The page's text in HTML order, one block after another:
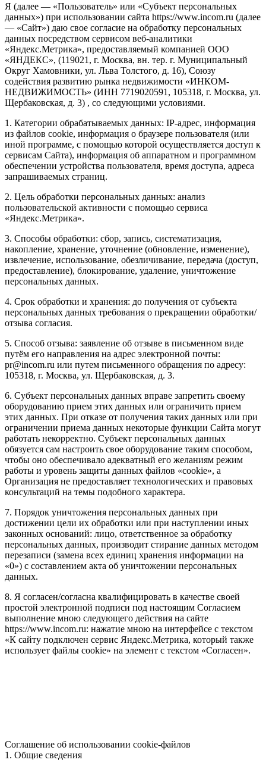
Я (далее — «Пользователь» или «Субъект персональных
данных») при использовании сайта https://www.incom.ru (далее
— «Сайт») даю свое согласие на обработку персональных
данных посредством сервисом веб-аналитики
«Яндекс.Метрика», предоставляемый компанией ООО
«ЯНДЕКС», (119021, г. Москва, вн. тер. г. Муниципальный
Округ Хамовники, ул. Льва Толстого, д. 16), Союзу
содействия развитию рынка недвижимости «ИНКОМ-
НЕДВИЖИМОСТЬ» (ИНН 7719020591, 105318, г. Москва, ул.
Щербаковская, д. 3) , со следующими условиями.
1. Категории обрабатываемых данных: IP-адрес, информация
из файлов cookie, информация о браузере пользователя (или
иной программе, с помощью которой осуществляется доступ к
сервисам Сайта), информация об аппаратном и программном
обеспечении устройства пользователя, время доступа, адреса
запрашиваемых страниц.
2. Цель обработки персональных данных: анализ
пользовательской активности с помощью сервиса
«Яндекс.Метрика».
3. Способы обработки: сбор, запись, систематизация,
накопление, хранение, уточнение (обновление, изменение),
извлечение, использование, обезличивание, передача (доступ,
предоставление), блокирование, удаление, уничтожение
персональных данных.
4. Срок обработки и хранения: до получения от субъекта
персональных данных требования о прекращении обработки/
отзыва согласия.
5. Способ отзыва: заявление об отзыве в письменном виде
путём его направления на адрес электронной почты:
pr@incom.ru или путем письменного обращения по адресу:
105318, г. Москва, ул. Щербаковская, д. 3.
6. Субъект персональных данных вправе запретить своему
оборудованию прием этих данных или ограничить прием
этих данных. При отказе от получения таких данных или при
ограничении приема данных некоторые функции Сайта могут
работать некорректно. Субъект персональных данных
обязуется сам настроить свое оборудование таким способом,
чтобы оно обеспечивало адекватный его желаниям режим
работы и уровень защиты данных файлов «cookie», а
Организация не предоставляет технологических и правовых
консультаций на темы подобного характера.
7. Порядок уничтожения персональных данных при
достижении цели их обработки или при наступлении иных
законных оснований: лицо, ответственное за обработку
персональных данных, производит стирание данных методом
перезаписи (замена всех единиц хранения информации на
«0») с составлением акта об уничтожении персональных
данных.
8. Я согласен/согласна квалифицировать в качестве своей
простой электронной подписи под настоящим Согласием
выполнение мною следующего действия на сайте
https://www.incom.ru: нажатие мною на интерфейсе с текстом
«К сайту подключен сервис Яндекс.Метрика, который также
использует файлы cookie» на элемент с текстом «Согласен».
Соглашение об использовании cookie-файлов
1. Общие сведения